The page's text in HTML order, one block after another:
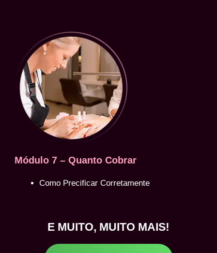
Módulo 7 – Quanto Cobrar
Como Precificar Corretamente
E MUITO, MUITO MAIS!